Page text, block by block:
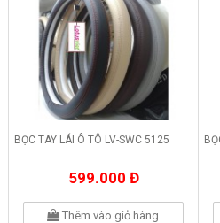
BỌC TAY LÁI Ô TÔ LV-SWC 5125
599.000 Đ
Thêm vào giỏ hàng